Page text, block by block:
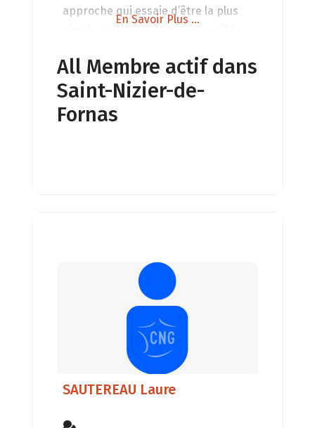
approche qui essaie d’être la plus
géobiologie de bâtiments et
terrains Implantation de nouveaux
bâtiments Solutions
d’harmonisation Conseils et
En Savoir Plus ...
All Membre actif dans
Saint-Nizier-de-
Fornas
SAUTEREAU Laure